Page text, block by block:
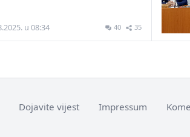
u 08:34 40 35
Dojavite vijest Impressum